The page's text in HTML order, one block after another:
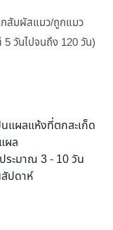
กสัมผัสแมว/ถูกแมว
วันไปจนถึง 120 วัน)
แผลแห้งที่ตกสะเก็ด
ผล
ระมาณ 3 - 10 วัน
ปดาห์